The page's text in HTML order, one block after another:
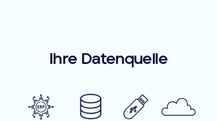
Ihre Datenquelle